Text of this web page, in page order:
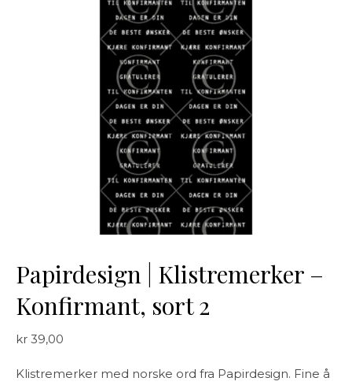
Papirdesign | Klistremerker –
Konfirmant, sort 2
kr 39,00
Klistremerker med norske ord fra Papirdesign. Fine å